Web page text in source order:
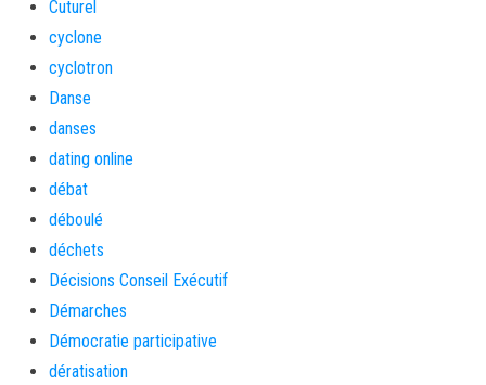
Cuturel
cyclone
cyclotron
Danse
danses
dating online
débat
déboulé
déchets
Décisions Conseil Exécutif
Démarches
Démocratie participative
dératisation